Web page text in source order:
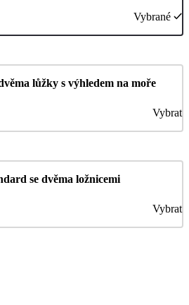
Vybrané
lůžky s výhledem na moře
Vybrat
se dvěma ložnicemi
Vybrat